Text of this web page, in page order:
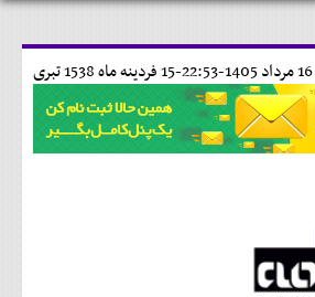
15 فردينه ماه 1538 تبری